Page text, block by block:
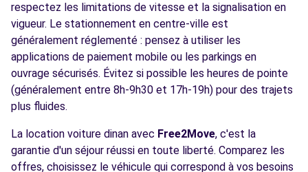
respectez les limitations de vitesse et la signalisation en
vigueur. Le stationnement en centre-ville est
généralement réglementé : pensez à utiliser les
applications de paiement mobile ou les parkings en
ouvrage sécurisés. Évitez si possible les heures de pointe
(généralement entre 8h-9h30 et 17h-19h) pour des trajets
plus fluides.
La location voiture dinan avec Free2Move, c'est la
garantie d'un séjour réussi en toute liberté. Comparez les
offres, choisissez le véhicule qui correspond à vos besoins